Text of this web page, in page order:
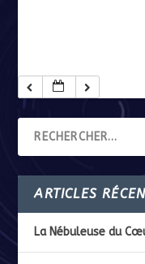
ARTICLES
La Nébuleuse du